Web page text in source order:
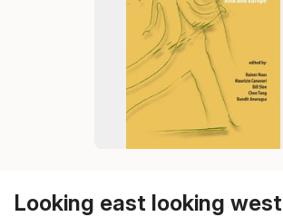
Looking east looking west